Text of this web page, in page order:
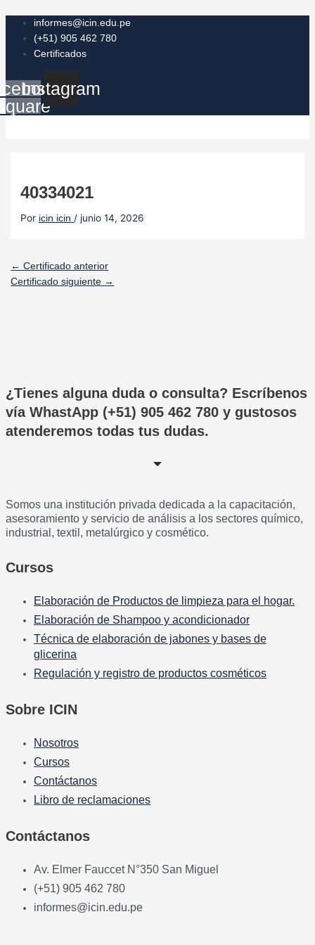
contenido
informes@icin.edu.pe
(+51) 905 462 780
Certificados
Instagram
40334021
Por icin icin /junio 14, 2026
entradas
← Certificado anterior
Certificado siguiente →
¿Tienes alguna duda o consulta? Escríbenos
vía WhastApp (+51) 905 462 780 y gustosos
atenderemos todas tus dudas.
Somos una institución privada dedicada a la capacitación,
asesoramiento y servicio de análisis a los sectores químico,
industrial, textil, metalúrgico y cosmético.
Cursos
Elaboración de Productos de limpieza para el hogar.
Elaboración de Shampoo y acondicionador
Técnica de elaboración de jabones y bases de
glicerina
Regulación y registro de productos cosméticos
Sobre ICIN
Nosotros
Cursos
Contáctanos
Libro de reclamaciones
Contáctanos
Av. Elmer Fauccet N°350 San Miguel
(+51) 905 462 780
informes@icin.edu.pe